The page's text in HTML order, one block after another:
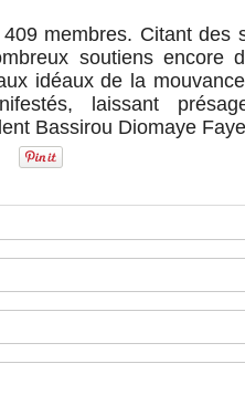
membres. Citant des
soutiens encore
idéaux de la
laissant
Bassirou Diomaye